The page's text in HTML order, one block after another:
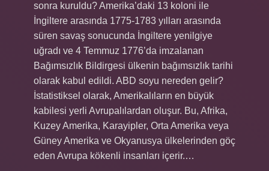
sonra kuruldu? Amerika’daki 13 koloni ile
İngiltere arasında 1775-1783 yılları arasında
süren savaş sonucunda İngiltere yenilgiye
uğradı ve 4 Temmuz 1776’da imzalanan
Bağımsızlık Bildirgesi ülkenin bağımsızlık tarihi
olarak kabul edildi. ABD soyu nereden gelir?
İstatistiksel olarak, Amerikalıların en büyük
kabilesi yerli Avrupalılardan oluşur. Bu, Afrika,
Kuzey Amerika, Karayipler, Orta Amerika veya
Güney Amerika ve Okyanusya ülkelerinden göç
eden Avrupa kökenli insanları içerir.…